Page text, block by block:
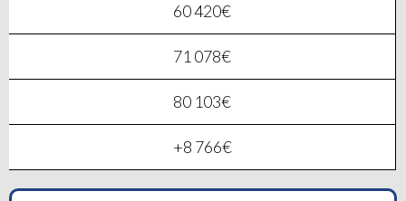
60 420€
71 078€
80 103€
+8 766€